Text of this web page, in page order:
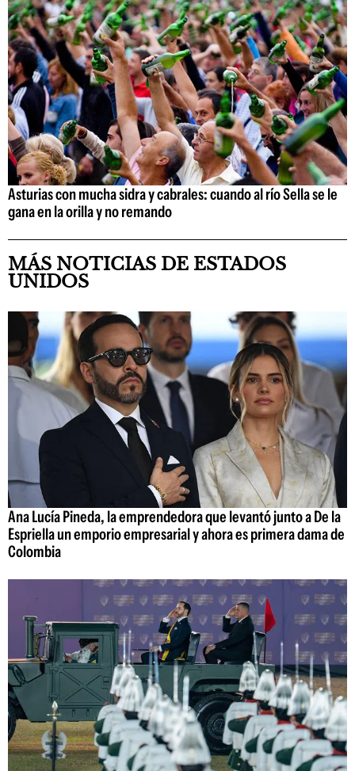
Asturias con mucha sidra y cabrales: cuando al río Sella se le
gana en la orilla y no remando
MÁS NOTICIAS DE ESTADOS
UNIDOS
Ana Lucía Pineda, la emprendedora que levantó junto a De la
Espriella un emporio empresarial y ahora es primera dama de
Colombia